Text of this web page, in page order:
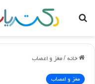
جستجو
خانه /مغز و اعصاب
مغز و اعصاب